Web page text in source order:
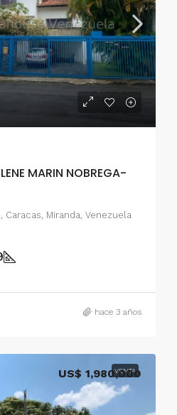
MARIN NOBREGA-
Miranda, Venezuela
hace 3 años
VENTA
US$ 1,980,000